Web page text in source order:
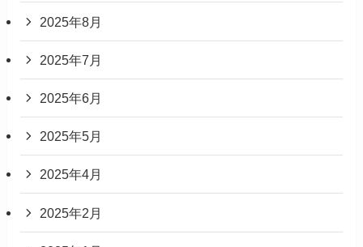
2025年8月
2025年7月
2025年6月
2025年5月
2025年4月
2025年2月